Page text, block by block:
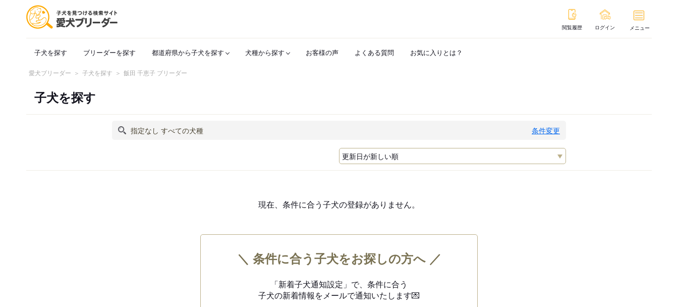
閲覧履歴 ログイン メニュー
子犬を探す ブリーダーを探す 都道府県から子犬を探す 犬種から探す お客様の声 よくある質問 お気に入りとは？
愛犬ブリーダー 子犬を探す 飯田 千恵子 ブリーダー
子犬を探す
条件変更
現在、条件に合う子犬の登録がありません。
＼ 条件に合う子犬をお探しの方へ ／
「新着子犬通知設定」で、 条件に合う
子犬の新着情報をメールで通知いたします💌